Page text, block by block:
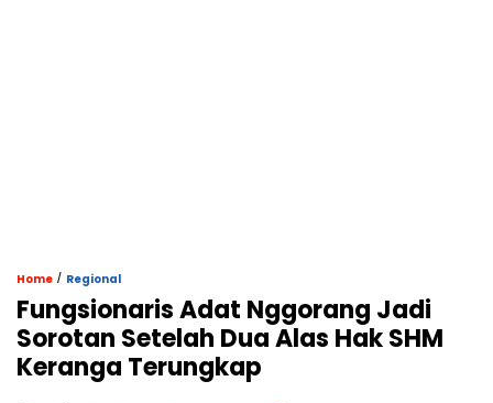
Home / Regional
Fungsionaris Adat Nggorang Jadi
Sorotan Setelah Dua Alas Hak SHM
Keranga Terungkap